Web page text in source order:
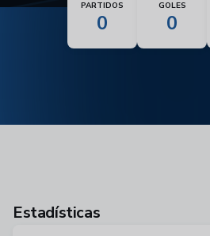
PARTIDOS
0
GOLES
0
Estadísticas